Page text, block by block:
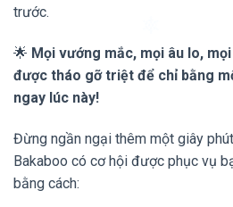
trước.
🌟 Mọi vướng mắc, mọi âu lo,
được tháo gỡ triệt để chỉ bằng
ngay lúc này!
Đừng ngần ngại thêm một giây
Bakaboo có cơ hội được phục vụ
bằng cách: